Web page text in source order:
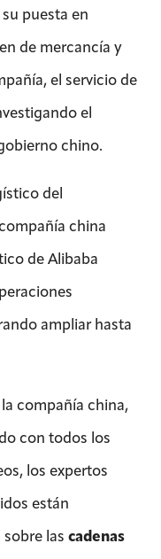
puesta en
de mercancía y
el servicio de
el
chino.
del
china
de Alibaba
ampliar hasta
compañía china,
con todos los
los expertos
están
las cadenas